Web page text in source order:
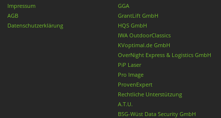
Impressum
AGB
Datenschutzerklärung
GGA
GrantLift GmbH
HQS GmbH
IWA OutdoorClassics
KVoptimal.de GmbH
OverNight Express & Logistics GmbH
PiP Laser
Pro Image
ProvenExpert
Rechtliche Unterstützung
A.T.U.
BSG-Wüst Data Security GmbH